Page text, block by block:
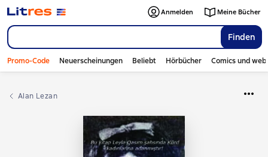
Finden
Anmelden Meine Bücher
Promo-Code Neuerscheinungen Beliebt Hörbücher Comics und
Alan Lezan